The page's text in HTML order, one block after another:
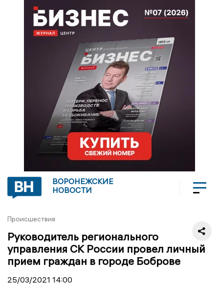
ВОРОНЕЖСКИЕ
НОВОСТИ
Происшествия
Руководитель регионального
управления СК России провел личный
прием граждан в городе Боброве
25/03/2021 14:00